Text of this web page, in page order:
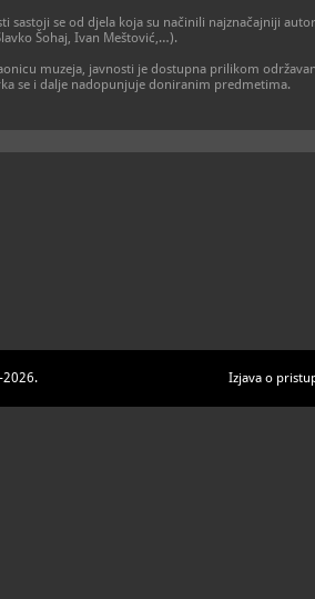
sastoji se od djela koja su načinili najznačajniji
Šohaj, Ivan Meštović,…).
muzeja, javnosti je dostupna prilikom
se i dalje nadopunjuje doniranim predmetima.
2026. Izjava o